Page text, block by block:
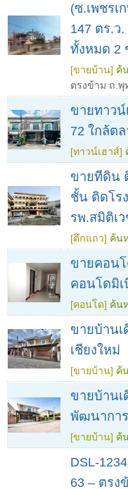
(ซ.เพชร
147 ตร.ว
ทั้งหมด 2
[ขายบ้าน] ค้
ตรงข้าม ถ.
ขายทาวน์
72 ใกล้ต
[ทาวน์เฮาส์]
ขายทีดิน
ชั้น ติดโร
รพ.สมิติเ
[ตึกแถว] ค้น
ขายคอนโ
คอนโดมิเ
[คอนโด] ค้น
ขายบ้านเ
เชียงใหม่
[ขายบ้าน] ค้
ขายบ้านเ
พัฒนากา
[ขายบ้าน] ค้
DSL-
63 – ตร